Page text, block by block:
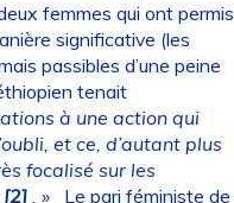
femmes qui ont permis
significative (les
passibles d’une peine
tenait
à une action qui
et ce, d’autant plus
focalisé sur les
[2]. »
Le pari féministe de